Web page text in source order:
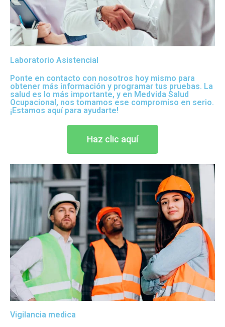
Laboratorio Asistencial
Ponte en contacto con nosotros hoy mismo para
obtener más información y programar tus pruebas. La
salud es lo más importante, y en Medvida Salud
Ocupacional, nos tomamos ese compromiso en serio.
¡Estamos aquí para ayudarte!
Haz clic aquí
Vigilancia medica